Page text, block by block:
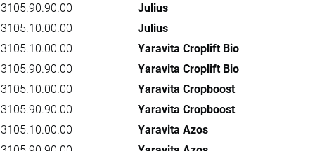
3105.90.90.00
Julius
3105.10.00.00
Julius
3105.10.00.00
Yaravita Croplift Bio
3105.90.90.00
Yaravita Croplift Bio
3105.10.00.00
Yaravita Cropboost
3105.90.90.00
Yaravita Cropboost
3105.10.00.00
Yaravita Azos